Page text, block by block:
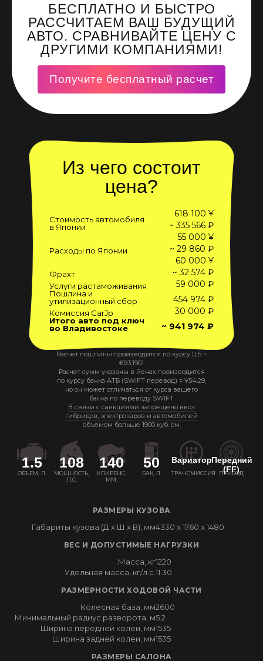
ОБЪЕМ, Л.
1.5
МОЩНОСТЬ,
Л.С.
108
КЛИРЕНС,
ММ.
140
БАК, Л.
50
ТРАНСМИССИЯ
Вариатор
ПРИВОД
Передний
(FF)
РАЗМЕРЫ КУЗОВА
Габариты кузова (Д x Ш x В), мм4330 x 1760 x 1480
ВЕС И ДОПУСТИМЫЕ НАГРУЗКИ
Масса, кг1220
Удельная масса, кг/л.с. 11.30
РАЗМЕРНОСТИ ХОДОВОЙ ЧАСТИ
Колесная база, мм2600
Минимальный радиус разворота, м5.2
Ширина передней колеи, мм1535
Ширина задней колеи, мм1535
РАЗМЕРЫ САЛОНА
БЕСПЛАТНО И БЫСТРО
РАССЧИТАЕМ ВАШ БУДУЩИЙ
АВТО. СРАВНИВАЙТЕ ЦЕНУ С
ДРУГИМИ КОМПАНИЯМИ!
Получите бесплатный расчет
Из чего состоит
цена?
Стоимость автомобиля
в Японии
618 100 ¥
~ 335 566 ₽
Расходы по Японии
55 000 ¥
~ 29 860 ₽
Фрахт
60 000 ¥
~ 32 574 ₽
Услуги растаможивания 59 000 ₽
Пошлина и
утилизационный сбор
454 974 ₽
Комиссия CarJp 30 000 ₽
Итого авто под ключ
во Владивостоке
~ 941 974 ₽
Расчет пошлины производится по курсу ЦБ =
€93,1901
Расчет сумм указаны в йенах производится
по курсу банка АТБ (SWIFT перевод) = ¥54.29,
но он может отличаться от курса вашего
банка по переводу SWIFT
В связи с санкциями запрещено ввоз
гибридов, электрокаров и автомобилей
объемом больше 1900 куб. см.